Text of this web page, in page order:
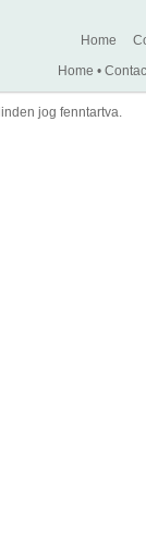
Home
Home •
jog fenntartva.